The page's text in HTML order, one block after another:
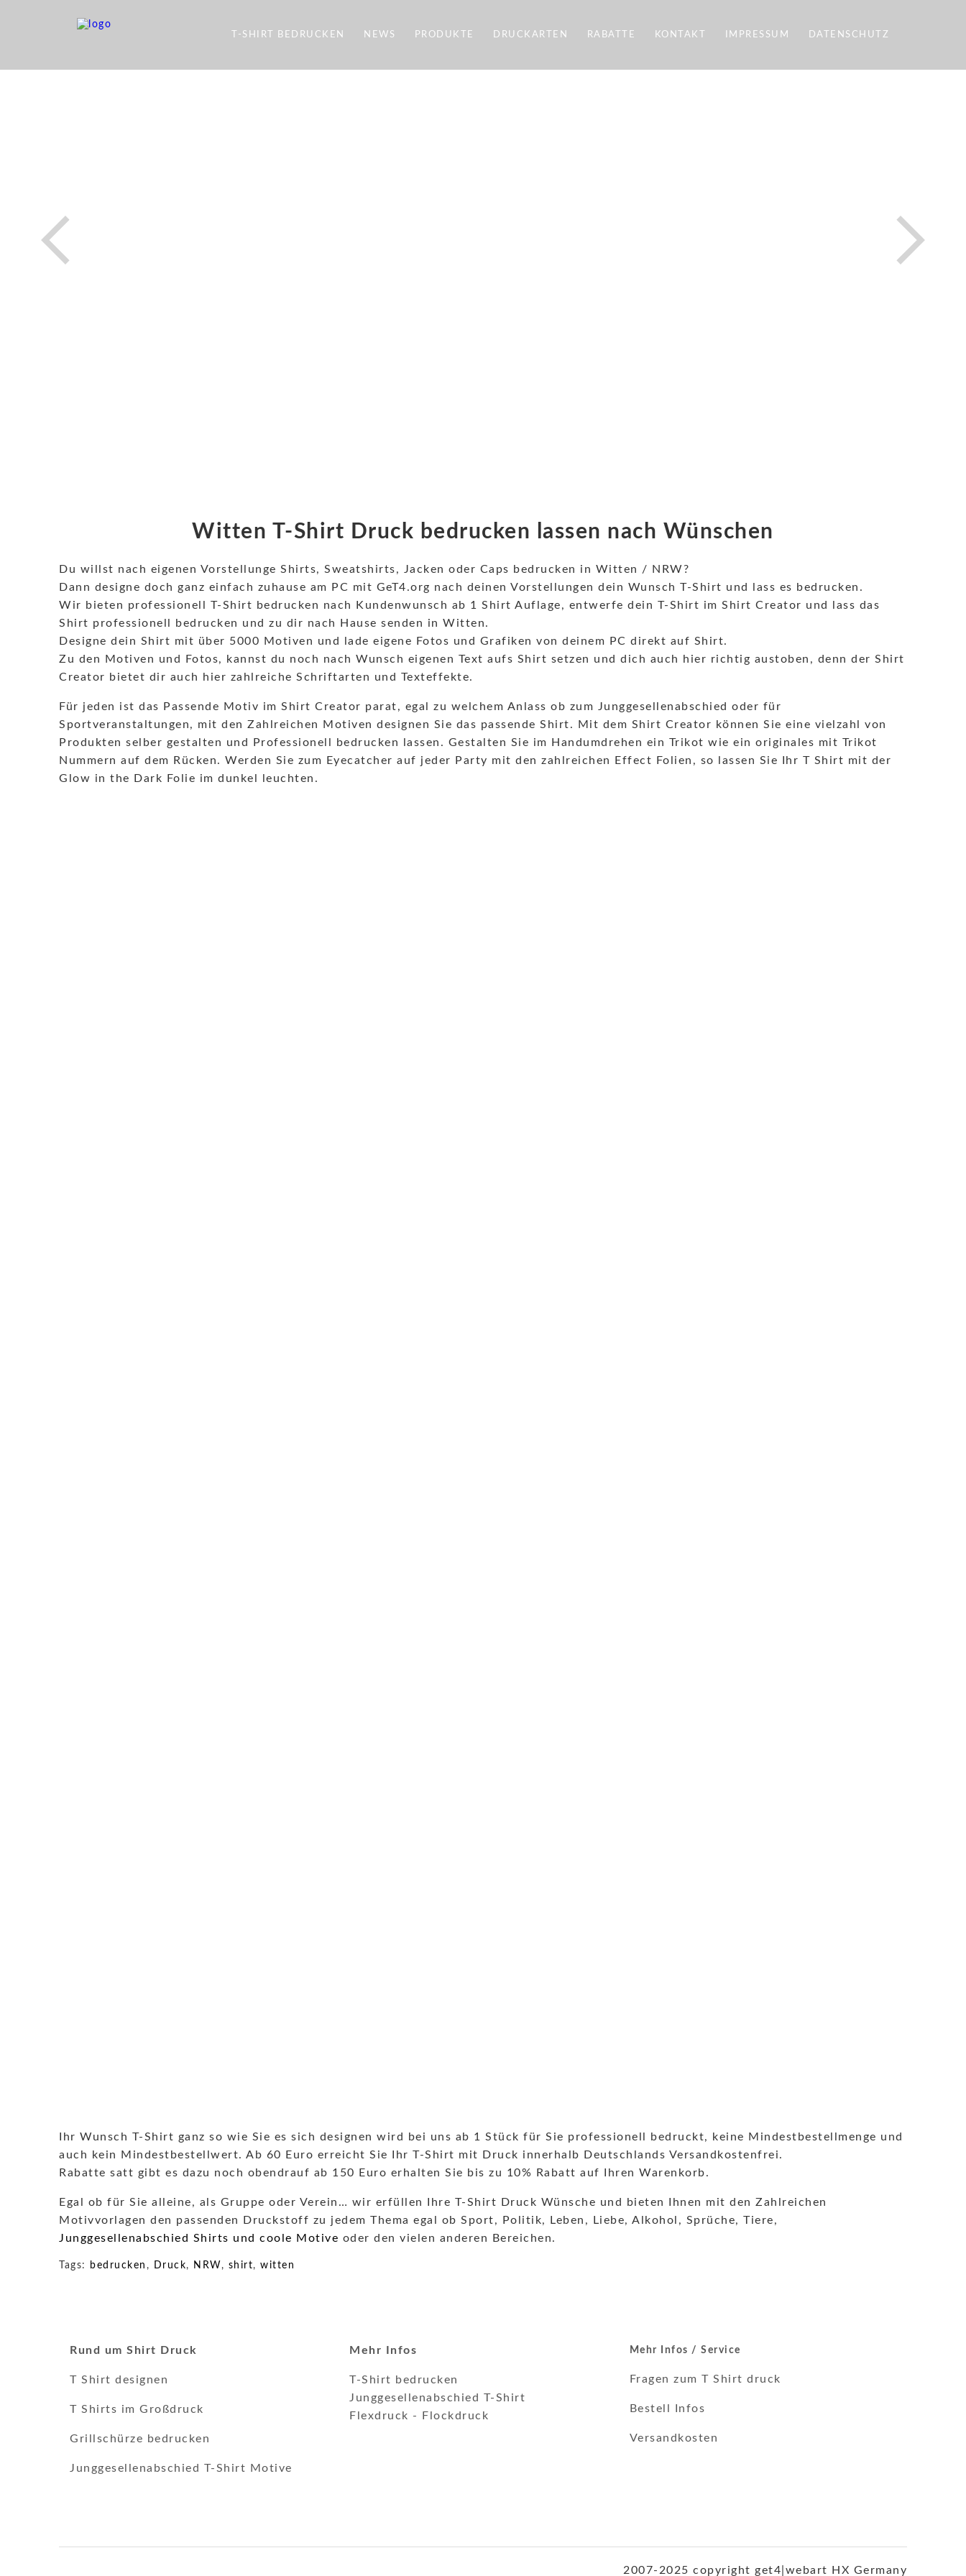
T-SHIRT BEDRUCKEN NEWS PRODUKTE DRUCKARTEN RABATTE KONTAKT IMPRESSUM DATENSCHUTZ
Witten T-Shirt Druck bedrucken lassen nach Wünschen
Du willst nach eigenen Vorstellunge Shirts, Sweatshirts, Jacken oder Caps bedrucken in Witten / NRW?
Dann designe doch ganz einfach zuhause am PC mit GeT4.org nach deinen Vorstellungen dein Wunsch T-Shirt und lass es bedrucken.
Wir bieten professionell T-Shirt bedrucken nach Kundenwunsch ab 1 Shirt Auflage, entwerfe dein T-Shirt im Shirt Creator und lass das
Shirt professionell bedrucken und zu dir nach Hause senden in Witten.
Designe dein Shirt mit über 5000 Motiven und lade eigene Fotos und Grafiken von deinem PC direkt auf Shirt.
Zu den Motiven und Fotos, kannst du noch nach Wunsch eigenen Text aufs Shirt setzen und dich auch hier richtig austoben, denn der Shirt
Creator bietet dir auch hier zahlreiche Schriftarten und Texteffekte.
Für jeden ist das Passende Motiv im Shirt Creator parat, egal zu welchem Anlass ob zum Junggesellenabschied oder für
Sportveranstaltungen, mit den Zahlreichen Motiven designen Sie das passende Shirt. Mit dem Shirt Creator können Sie eine vielzahl von
Produkten selber gestalten und Professionell bedrucken lassen. Gestalten Sie im Handumdrehen ein Trikot wie ein originales mit Trikot
Nummern auf dem Rücken. Werden Sie zum Eyecatcher auf jeder Party mit den zahlreichen Effect Folien, so lassen Sie Ihr T Shirt mit der
Glow in the Dark Folie im dunkel leuchten.
Ihr Wunsch T-Shirt ganz so wie Sie es sich designen wird bei uns ab 1 Stück für Sie professionell bedruckt, keine Mindestbestellmenge und
auch kein Mindestbestellwert. Ab 60 Euro erreicht Sie Ihr T-Shirt mit Druck innerhalb Deutschlands Versandkostenfrei.
Rabatte satt gibt es dazu noch obendrauf ab 150 Euro erhalten Sie bis zu 10% Rabatt auf Ihren Warenkorb.
Egal ob für Sie alleine, als Gruppe oder Verein… wir erfüllen Ihre T-Shirt Druck Wünsche und bieten Ihnen mit den Zahlreichen
Motivvorlagen den passenden Druckstoff zu jedem Thema egal ob Sport, Politik, Leben, Liebe, Alkohol, Sprüche, Tiere,
Junggesellenabschied Shirts und coole Motive oder den vielen anderen Bereichen.
Tags: bedrucken , Druck, NRW , shirt, witten
Rund um Shirt Druck
T Shirt designen
T Shirts im Großdruck
Grillschürze bedrucken
Junggesellenabschied T-Shirt Motive
Mehr Infos
T-Shirt bedrucken
Junggesellenabschied T-Shirt
Flexdruck - Flockdruck
Mehr Infos / Service
Fragen zum T Shirt druck
Bestell Infos
Versandkosten
2007-2025 copyright get4|webart HX Germany